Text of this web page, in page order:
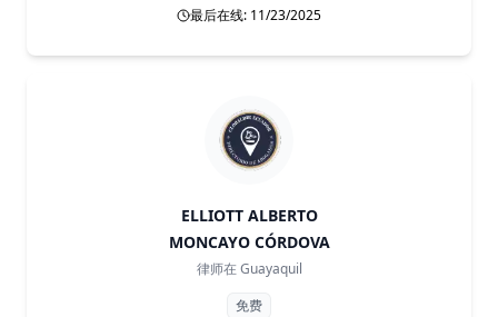
最后在线: 11/23/2025
ELLIOTT ALBERTO
MONCAYO CÓRDOVA
律师在 Guayaquil
免费